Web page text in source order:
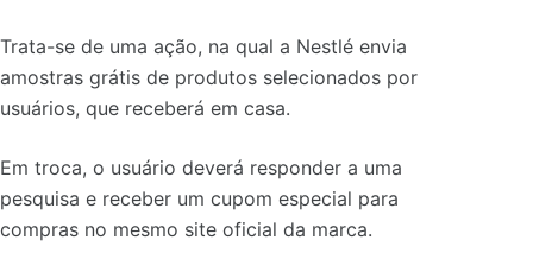
Trata-se de uma ação, na qual a Nestlé envia
amostras grátis de produtos selecionados por
usuários, que receberá em casa.
Em troca, o usuário deverá responder a uma
pesquisa e receber um cupom especial para
compras no mesmo site oficial da marca.